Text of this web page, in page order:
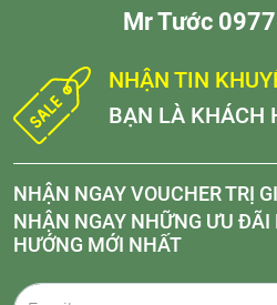
Mr Tước
NHẬN TIN
BẠN LÀ KHÁCH
NHẬN NGAY VOUCHER TRỊ
NHẬN NGAY NHỮNG ƯU ĐÃI
HƯỚNG MỚI NHẤT